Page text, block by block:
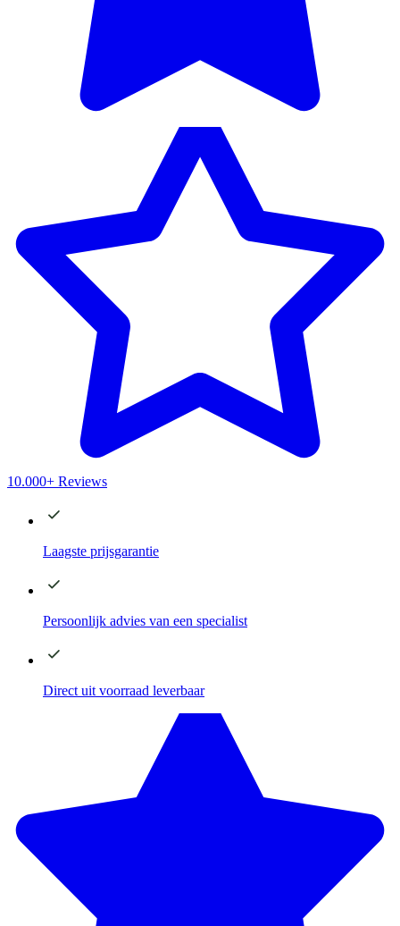
10.000+ Reviews
Laagste prijsgarantie
Persoonlijk advies van een specialist
Direct uit voorraad leverbaar